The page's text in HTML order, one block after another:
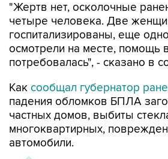
"Жертв нет, осколочные
четыре человека. Две
госпитализированы, еще
осмотрели на месте, помощь
потребовалась", - сказано в
Как сообщал губернатор
падения обломков БПЛА
частных домов, выбиты
многоквартирных,
автомобили.